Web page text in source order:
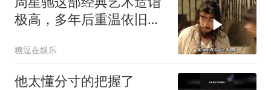
极高，多年后重温依旧动
糖逗在娱乐
他太懂分寸的把握了